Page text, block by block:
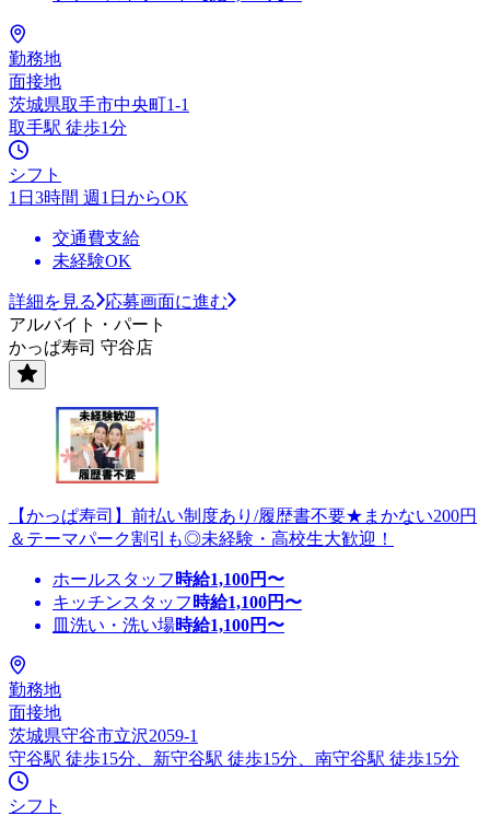
勤務地
面接地
茨城県取手市中央町1-1
取手駅 徒歩1分
シフト
1日3時間 週1日からOK
交通費支給
未経験OK
詳細を見る
応募画面に進む
アルバイト・パート
かっぱ寿司 守谷店
【かっぱ寿司】前払い制度あり/履歴書不要★まかない200円
＆テーマパーク割引も◎未経験・高校生大歓迎！
ホールスタッフ 時給1,100円〜
キッチンスタッフ 時給1,100円〜
皿洗い・洗い場時給1,100円〜
勤務地
面接地
茨城県守谷市立沢2059-1
守谷駅 徒歩15分、新守谷駅 徒歩15分、南守谷駅 徒歩15分
シフト